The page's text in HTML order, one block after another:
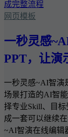
网页模板
一秒灵感
PPT，让演
一秒灵感~AI智演
场景打造的AI智
择专业Skill、目
成一套可以继续
~AI智演在线编辑